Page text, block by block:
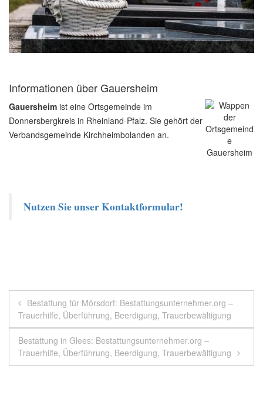
Informationen über Gauersheim
Gauersheim ist eine Ortsgemeinde im
Donnersbergkreis in Rheinland-Pfalz. Sie gehört der
Verbandsgemeinde Kirchheimbolanden an.
Nutzen Sie unser Kontaktformular!
Beitragsnavigation
Bestattung für Mörsdorf: Bestattungsunternehmer.org –
Trauerhilfe, Überführung, Beerdigung, Trauerbewältigung
Bestattung in Glees: Bestattungsunternehmer.org –
Trauerhilfe, Überführung, Beerdigung, Trauerbewältigung